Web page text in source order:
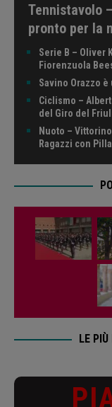
Tennistavolo
pronto per la
Serie B – Oliver
Fiorenzuola
Savino Orazzo
Ciclismo –
del Giro del
Nuoto –
Ragazzi con
LE